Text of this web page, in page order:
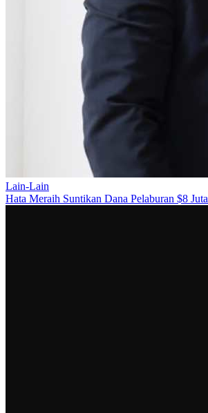
Lain-Lain
Hata Meraih Suntikan Dana Pelaburan $8